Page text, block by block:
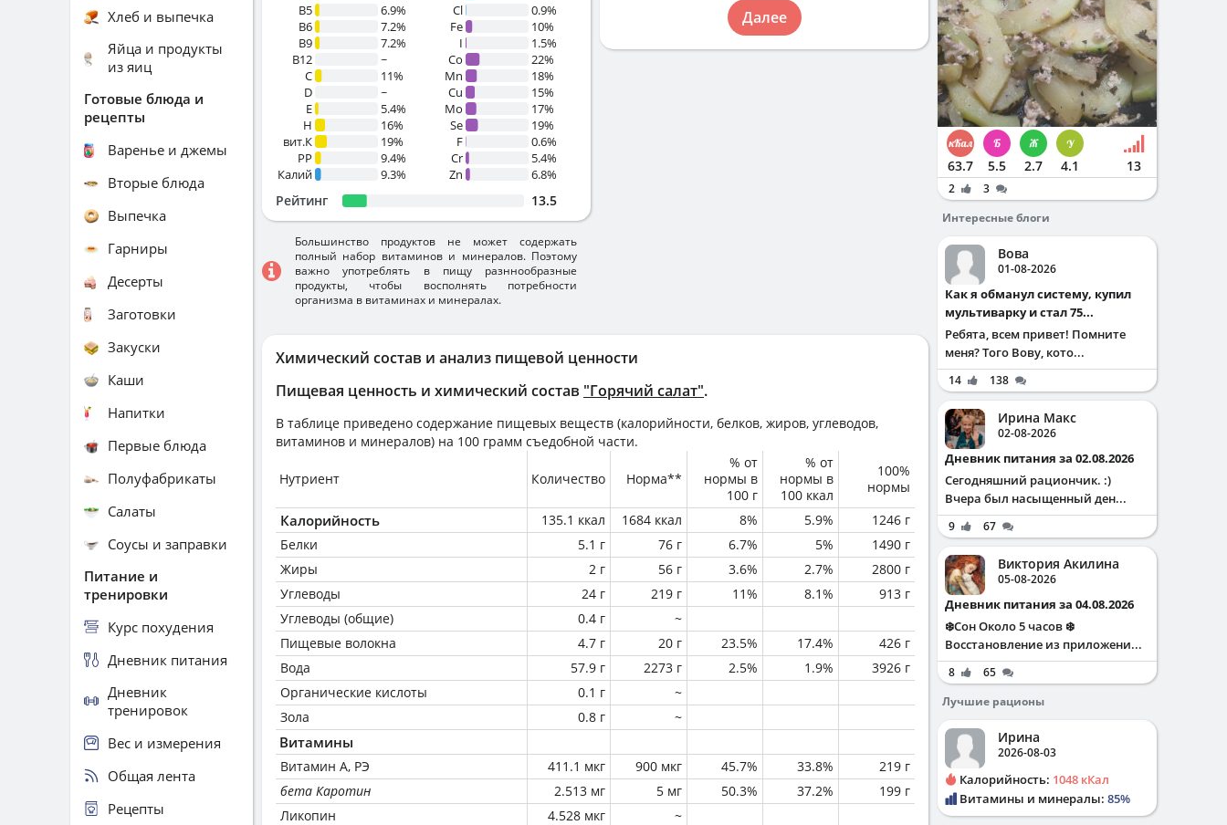
Химический состав и анализ пищевой ценности
Пищевая ценность и химический состав "Горячий салат".
В таблице приведено содержание пищевых веществ (калорийности, белков, жиров, углеводов,
витаминов и минералов) на 100 грамм съедобной части.
Нутриент Количество Норма**
% от
нормы в
100 г
% от
нормы в
100 ккал
100%
нормы
Калорийность 135.1 ккал 1684 ккал 8% 5.9%
1246 г
Белки
5.1 г 76 г 6.7% 5%
1490 г
Жиры
2 г 56 г 3.6% 2.7%
2800 г
Углеводы
24 г 219 г 11% 8.1%
913 г
Углеводы (общие)
0.4 г
~
Пищевые волокна
4.7 г 20 г 23.5% 17.4%
426 г
Вода
57.9 г 2273 г 2.5% 1.9%
3926 г
Органические кислоты
0.1 г
~
Зола
0.8 г ~
Витамины
Витамин А, РЭ 411.1 мкг 900 мкг 45.7% 33.8%
219 г
бета Каротин
2.513 мг 5 мг 50.3% 37.2%
199 г
Ликопин
4.528 мкг
~
B5
6.9%
B6
7.2%
B9
7.2%
B12
~
C
11%
D
~
E
5.4%
H
16%
вит.К
19%
PP
9.4%
Калий
9.3%
Cl
0.9%
Fe
10%
I
1.5%
Co
22%
Mn
18%
Cu
15%
Mo
17%
Se
19%
F
0.6%
Cr
5.4%
Zn
6.8%
Рейтинг 13.5
Большинство продуктов не может содержать
полный набор витаминов и минералов. Поэтому
важно употреблять в пищу разннообразные
продукты, чтобы восполнять потребности
организма в витаминах и минералах.
Далее
Хлеб и выпечка
Яйца и продукты
из яиц
Готовые блюда и
рецепты
Варенье и джемы
Вторые блюда
Выпечка
Гарниры
Десерты
Заготовки
Закуски
Каши
Напитки
Первые блюда
Полуфабрикаты
Салаты
Соусы и заправки
Питание и
тренировки
Курс похудения
Дневник питания
Дневник
тренировок
Вес и измерения
Общая лента
Рецепты
63.7 5.5 2.7 4.1 13
2
3
Интересные блоги
Вова
01-08-2026
Как я обманул систему, купил
мультиварку и стал 75...
Ребята, всем привет! Помните
меня? Того Вову, кото...
14 138
Ирина Макс
02-08-2026
Дневник питания за 02.08.2026
Сегодняшний рациончик. :)
Вчера был насыщенный ден...
9 67
Виктория Акилина
05-08-2026
Дневник питания за 04.08.2026
❄️Сон Около 5 часов ❄️
Восстановление из приложени...
8
65
Лучшие рационы
Ирина
2026-08-03
Калорийность: 1048 кКал
Витамины и минералы: 85%